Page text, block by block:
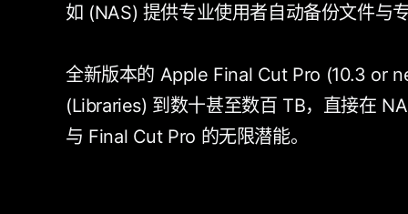
如 (NAS) 提供专业使用者自动备份文件与
全新版本的 Apple Final Cut Pro (10.3 or
(Libraries) 到数十甚至数百 TB，直接在
与 Final Cut Pro 的无限潜能。